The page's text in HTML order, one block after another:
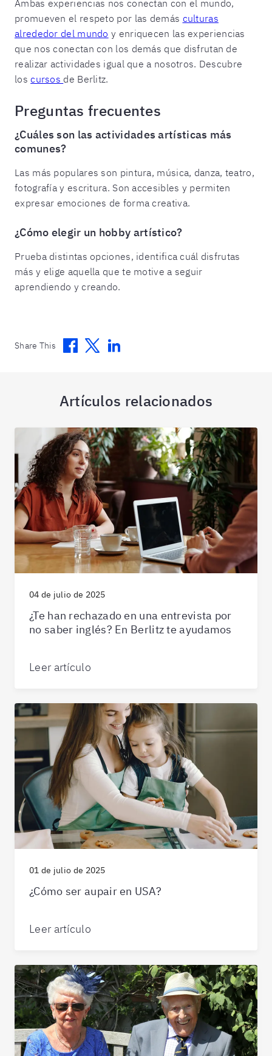
Ambas experiencias nos conectan con el mundo,
promueven el respeto por las demás culturas
alrededor del mundo y enriquecen las experiencias
que nos conectan con los demás que disfrutan de
realizar actividades igual que a nosotros. Descubre
loscursos de Berlitz.
Preguntas frecuentes
¿Cuáles son las actividades artísticas más
comunes?
Las más populares son pintura, música, danza, teatro,
fotografía y escritura. Son accesibles y permiten
expresar emociones de forma creativa.
¿Cómo elegir un hobby artístico?
Prueba distintas opciones, identifica cuál disfrutas
más y elige aquella que te motive a seguir
aprendiendo y creando.
Share This Facebook
TwitterLinkedin
Artículos relacionados
04 de julio de 2025
¿Te han rechazado en una entrevista por
no saber inglés? En Berlitz te ayudamos
Leer artículo
01 de julio de 2025
¿Cómo ser aupair en USA?
Leer artículo